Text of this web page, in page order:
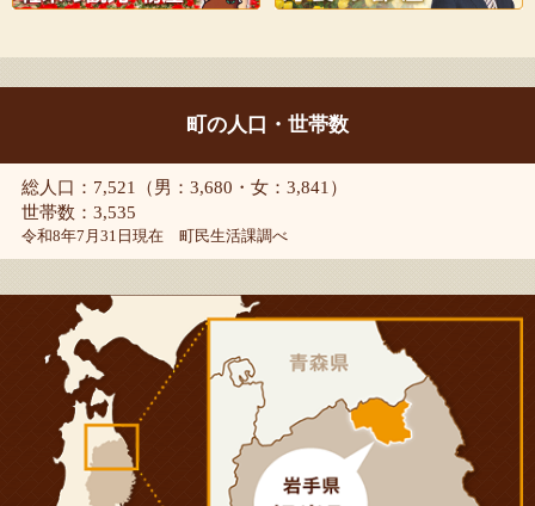
町の人口・世帯数
総人口：7,521（男：3,680・女：3,841）
世帯数：3,535
令和8年7月31日現在 町民生活課調べ